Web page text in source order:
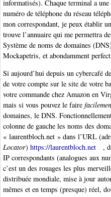
informatisés). Chaque terminal a
numéro de téléphone du réseau
mon correspondant, je peux établir
trouve l’annuaire qui me permettra
Système de noms de domaines
Mockapetris, et abondamment
Si aujourd’hui depuis un cybercafé
de votre compte sur le site de votre
votre commande chez Amazon en
mais si vous pouvez le faire
domaines, le DNS.
colonne de gauche les noms des
« laurentbloch.net » dans l’URL
Locator) https://laurentbloch.net
,
IP correspondants (analogues aux
c’est un des rouages les plus
distribuée mondiale, mise à jour
mêmes et en temps (presque) réel,